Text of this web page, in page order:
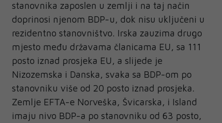
stanovnika zaposlen u zemlji i na taj način
doprinosi njenom BDP-u, dok nisu uključeni u
rezidentno stanovništvo. Irska zauzima drugo
mjesto među državama članicama EU, sa 111
posto iznad prosjeka EU, a slijede je
Nizozemska i Danska, svaka sa BDP-om po
stanovniku više od 20 posto iznad prosjeka.
Zemlje EFTA-e Norveška, Švicarska, i Island
imaju nivo BDP-a po stanovniku od 63 posto,